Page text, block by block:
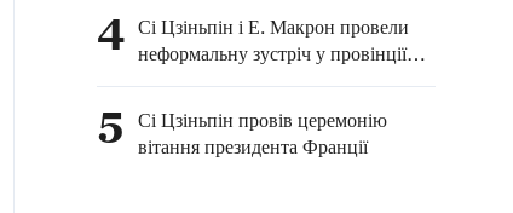
4 Сі Цзіньпін і Е. Макрон провели
неформальну зустріч у провінції
Сичуань
5
Сі Цзіньпін провів церемонію
вітання президента Франції